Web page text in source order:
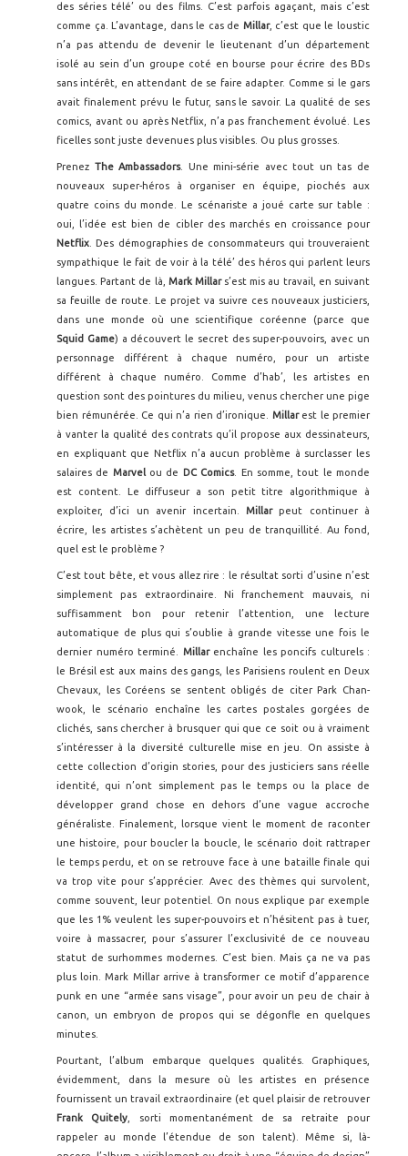
des séries télé’ ou des films. C’est parfois agaçant, mais c’est
comme ça. L’avantage, dans le cas de Millar, c’est que le loustic
n’a pas attendu de devenir le lieutenant d’un département
isolé au sein d’un groupe coté en bourse pour écrire des BDs
sans intérêt, en attendant de se faire adapter. Comme si le gars
avait finalement prévu le futur, sans le savoir. La qualité de ses
comics, avant ou après Netflix, n’a pas franchement évolué. Les
ficelles sont juste devenues plus visibles. Ou plus grosses.
Prenez The Ambassadors. Une mini-série avec tout un tas de
nouveaux super-héros à organiser en équipe, piochés aux
quatre coins du monde. Le scénariste a joué carte sur table :
oui, l’idée est bien de cibler des marchés en croissance pour
Netflix . Des démographies de consommateurs qui trouveraient
sympathique le fait de voir à la télé’ des héros qui parlent leurs
langues. Partant de là, Mark Millars’est mis au travail, en suivant
sa feuille de route. Le projet va suivre ces nouveaux justiciers,
dans une monde où une scientifique coréenne (parce que
Squid Game) a découvert le secret des super-pouvoirs, avec un
personnage différent à chaque numéro, pour un artiste
différent à chaque numéro. Comme d’hab’, les artistes en
question sont des pointures du milieu, venus chercher une pige
bien rémunérée. Ce qui n’a rien d’ironique. Millar est le premier
à vanter la qualité des contrats qu’il propose aux dessinateurs,
en expliquant que Netflix n’a aucun problème à surclasser les
salaires de Marvelou de DC Comics. En somme, tout le monde
est content. Le diffuseur a son petit titre algorithmique à
exploiter, d’ici un avenir incertain. Millarpeut continuer à
écrire, les artistes s’achètent un peu de tranquillité. Au fond,
quel est le problème ?
C’est tout bête, et vous allez rire : le résultat sorti d’usine n’est
simplement pas extraordinaire. Ni franchement mauvais, ni
suffisamment bon pour retenir l’attention, une lecture
automatique de plus qui s’oublie à grande vitesse une fois le
dernier numéro terminé. Millar enchaîne les poncifs culturels :
le Brésil est aux mains des gangs, les Parisiens roulent en Deux
Chevaux, les Coréens se sentent obligés de citer Park Chan-
wook, le scénario enchaîne les cartes postales gorgées de
clichés, sans chercher à brusquer qui que ce soit ou à vraiment
s’intéresser à la diversité culturelle mise en jeu. On assiste à
cette collection d’origin stories, pour des justiciers sans réelle
identité, qui n’ont simplement pas le temps ou la place de
développer grand chose en dehors d’une vague accroche
généraliste. Finalement, lorsque vient le moment de raconter
une histoire, pour boucler la boucle, le scénario doit rattraper
le temps perdu, et on se retrouve face à une bataille finale qui
va trop vite pour s’apprécier. Avec des thèmes qui survolent,
comme souvent, leur potentiel. On nous explique par exemple
que les 1% veulent les super-pouvoirs et n’hésitent pas à tuer,
voire à massacrer, pour s’assurer l’exclusivité de ce nouveau
statut de surhommes modernes. C’est bien. Mais ça ne va pas
plus loin. Mark Millar arrive à transformer ce motif d’apparence
punk en une “armée sans visage”, pour avoir un peu de chair à
canon, un embryon de propos qui se dégonfle en quelques
minutes.
Pourtant, l’album embarque quelques qualités. Graphiques,
évidemment, dans la mesure où les artistes en présence
fournissent un travail extraordinaire (et quel plaisir de retrouver
Frank Quitely , sorti momentanément de sa retraite pour
rappeler au monde l’étendue de son talent). Même si, là-